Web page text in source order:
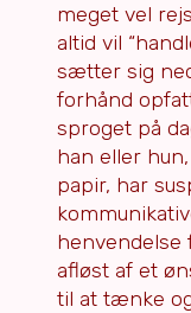
meget vel
altid vil
sætter sig
forhånd
sproget på
han eller
papir, har
henvendelse
afløst af et
til at tænke